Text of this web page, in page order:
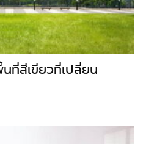
ที่สีเขียวที่เปลี่ยน